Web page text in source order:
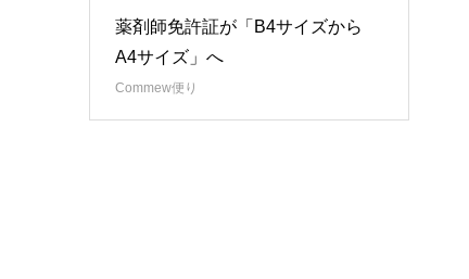
薬剤師免許証が「B4サイズから
A4サイズ」へ
Commew便り